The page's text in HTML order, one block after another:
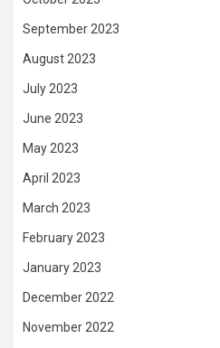
September 2023
August 2023
July 2023
June 2023
May 2023
April 2023
March 2023
February 2023
January 2023
December 2022
November 2022